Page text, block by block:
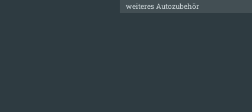
weiteres Autozubehör